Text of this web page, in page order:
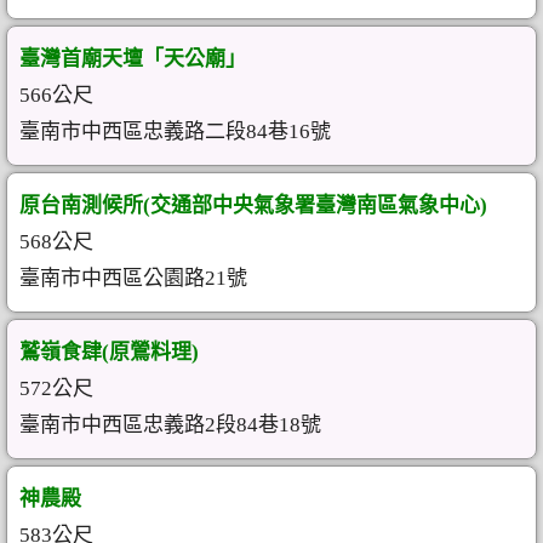
臺灣首廟天壇「天公廟」
566公尺
臺南市中西區忠義路二段84巷16號
原台南測候所(交通部中央氣象署臺灣南區氣象中心)
568公尺
臺南市中西區公園路21號
鷲嶺食肆(原鶯料理)
572公尺
臺南市中西區忠義路2段84巷18號
神農殿
583公尺